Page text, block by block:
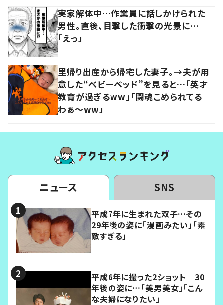
実家解体中…作業員に話しかけられた
男性。直後、目撃した衝撃の光景に…
「えっ」
里帰り出産から帰宅した妻子。→夫が用
意した“ベビーベッド”を見ると…「英才
教育が過ぎるww」「闘魂こめられてる
わぁ～ww」
ニュース SNS
平成7年に生まれた双子…その
29年後の姿に「漫画みたい」「素
敵すぎる」
平成6年に撮った2ショット 30
年後の姿に…「美男美女」「こん
な夫婦になりたい」